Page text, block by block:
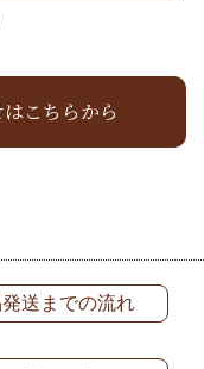
こちらから
送までの流れ